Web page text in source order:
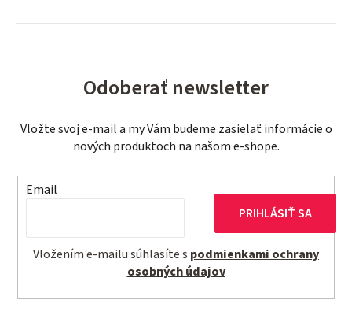
Odoberať newsletter
Vložte svoj e-mail a my Vám budeme zasielať informácie o
nových produktoch na našom e-shope.
Email
Vložením e-mailu súhlasíte s podmienkami ochrany
osobných údajov
PRIHLÁSIŤ SA